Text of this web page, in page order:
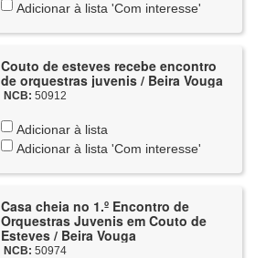
Adicionar à lista 'Com interesse'
Couto de esteves recebe encontro
de orquestras juvenis / Beira Vouga
NCB: 50912
Adicionar à lista
Adicionar à lista 'Com interesse'
Casa cheia no 1.º Encontro de
Orquestras Juvenis em Couto de
Esteves / Beira Vouga
NCB: 50974